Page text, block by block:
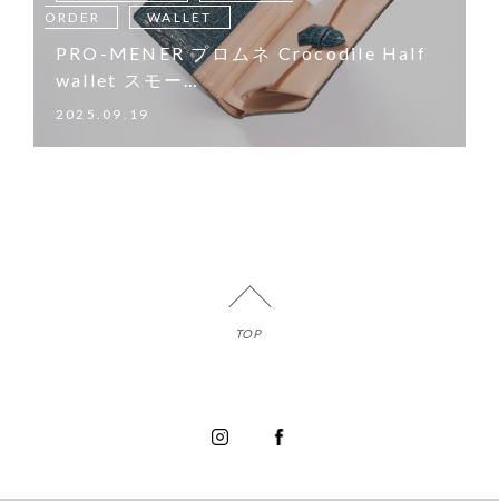
ORDER
WALLET
PRO-MENER プロムネ Crocodile Half
wallet スモー…
2025.09.19
TOP